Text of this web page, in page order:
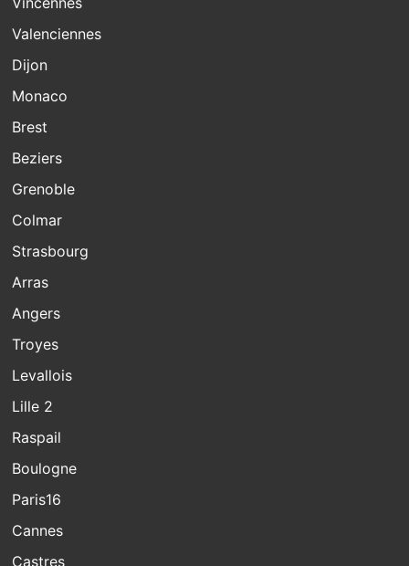
Valenciennes
Dijon
Monaco
Brest
Beziers
Grenoble
Colmar
Strasbourg
Arras
Angers
Troyes
Levallois
Lille 2
Raspail
Boulogne
Paris16
Cannes
Castres